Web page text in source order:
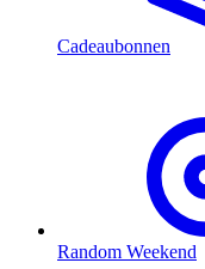
Cadeaubonnen
Random Weekend